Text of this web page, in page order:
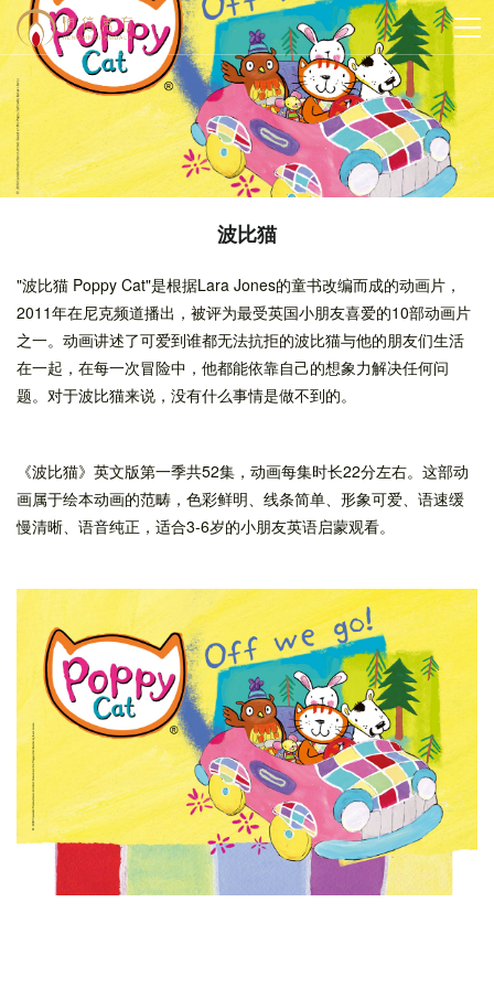
波比猫
"波比猫 Poppy Cat"是根据Lara Jones的童书改编而成的动画片，
2011年在尼克频道播出，被评为最受英国小朋友喜爱的10部动画片
之一。动画讲述了可爱到谁都无法抗拒的波比猫与他的朋友们生活
在一起，在每一次冒险中，他都能依靠自己的想象力解决任何问
题。对于波比猫来说，没有什么事情是做不到的。
《波比猫》英文版第一季共52集，动画每集时长22分左右。这部动
画属于绘本动画的范畴，色彩鲜明、线条简单、形象可爱、语速缓
慢清晰、语音纯正，适合3-6岁的小朋友英语启蒙观看。